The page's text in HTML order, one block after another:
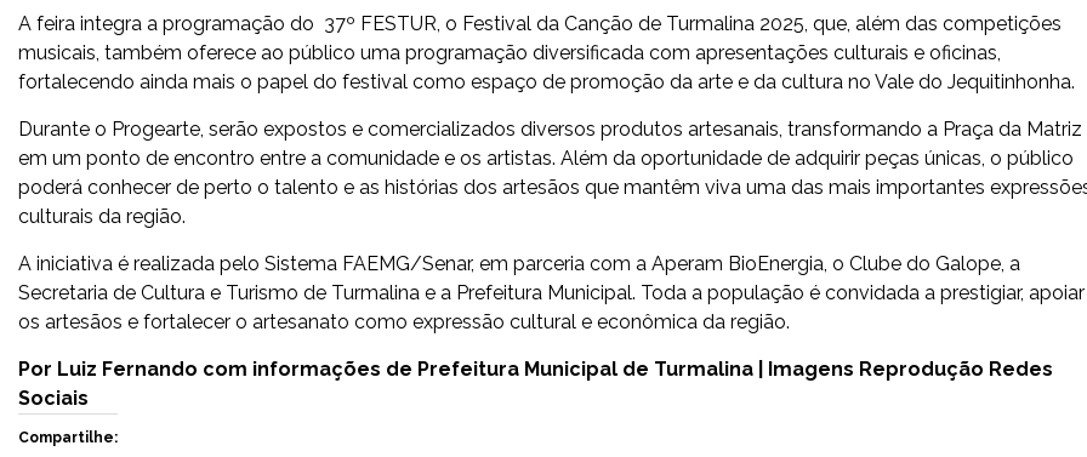
A feira integra a programação do 37º FESTUR, o Festival da Canção de Turmalina 2025, que, além das competições
musicais, também oferece ao público uma programação diversificada com apresentações culturais e oficinas,
fortalecendo ainda mais o papel do festival como espaço de promoção da arte e da cultura no Vale do Jequitinhonha.
Durante o Progearte, serão expostos e comercializados diversos produtos artesanais, transformando a Praça da Matriz
em um ponto de encontro entre a comunidade e os artistas. Além da oportunidade de adquirir peças únicas, o público
poderá conhecer de perto o talento e as histórias dos artesãos que mantêm viva uma das mais importantes
culturais da região.
A iniciativa é realizada pelo Sistema FAEMG/Senar, em parceria com a Aperam BioEnergia, o Clube do Galope, a
Secretaria de Cultura e Turismo de Turmalina e a Prefeitura Municipal. Toda a população é convidada a prestigiar, apoiar
os artesãos e fortalecer o artesanato como expressão cultural e econômica da região.
Por Luiz Fernando com informações de Prefeitura Municipal de Turmalina | Imagens Reprodução Redes
Sociais
Compartilhe: